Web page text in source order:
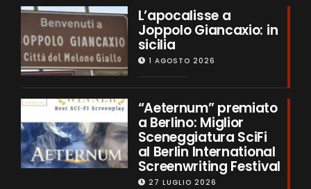
L’apocalisse a
Joppolo Giancaxio: in
sicilia
1 AGOSTO 2026
“Aeternum” premiato
a Berlino: Miglior
Sceneggiatura SciFi
al Berlin International
Screenwriting Festival
27 LUGLIO 2026